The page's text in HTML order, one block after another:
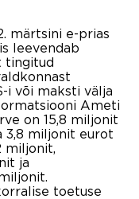
märtsini e-prias
leevendab
tingitud
i või maksti välja
Ameti
on 15,8 miljonit
3,8 miljonit eurot
miljonit,
ja
toetuse